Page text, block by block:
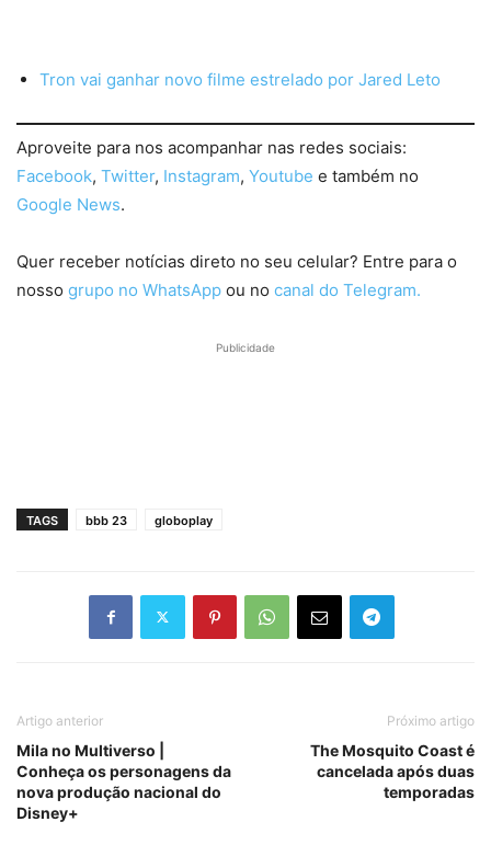
Tron vai ganhar novo filme estrelado por Jared Leto
Aproveite para nos acompanhar nas redes sociais:
Facebook, Twitter, Instagram, Youtube e também no
Google News.
Quer receber notícias direto no seu celular? Entre para o
nosso grupo no WhatsApp ou no canal do Telegram.
Publicidade
TAGS bbb 23 globoplay
Artigo anterior
Mila no Multiverso |
Conheça os personagens da
nova produção nacional do
Disney+
Próximo artigo
The Mosquito Coast é
cancelada após duas
temporadas